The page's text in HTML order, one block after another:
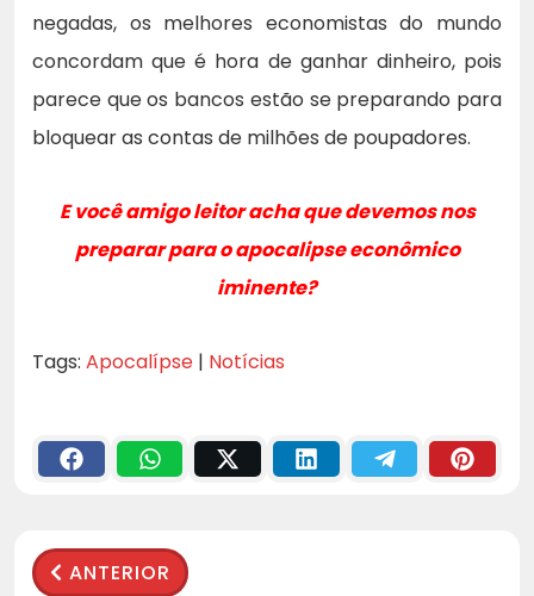
negadas, os melhores economistas do mundo
concordam que é hora de ganhar dinheiro, pois
parece que os bancos estão se preparando para
bloquear as contas de milhões de poupadores.
E você amigo leitor acha que devemos nos
preparar para o apocalipse econômico
iminente?
Tags: Apocalípse | Notícias
ANTERIOR